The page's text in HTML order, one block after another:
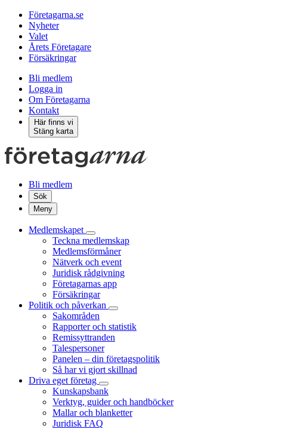
Företagarna.se
Nyheter
Valet
Årets Företagare
Försäkringar
Bli medlem
Logga in
Om Företagarna
Kontakt
Här finns vi
Stäng karta
Bli medlem
Sök
Meny
Medlemskapet
Teckna medlemskap
Medlemsförmåner
Nätverk och event
Juridisk rådgivning
Företagarnas app
Försäkringar
Politik och påverkan
Sakområden
Rapporter och statistik
Remissyttranden
Talespersoner
Panelen – din företagspolitik
Så har vi gjort skillnad
Driva eget företag
Kunskapsbank
Verktyg, guider och handböcker
Mallar och blanketter
Juridisk FAQ